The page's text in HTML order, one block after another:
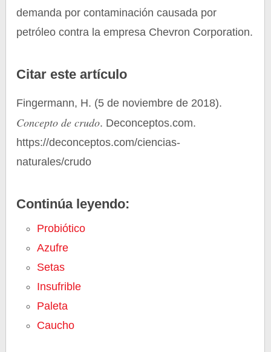
demanda por contaminación causada por
petróleo contra la empresa Chevron Corporation.
Citar este artículo
Fingermann, H. (5 de noviembre de 2018).
Concepto de crudo. Deconceptos.com.
https://deconceptos.com/ciencias-
naturales/crudo
Continúa leyendo:
Probiótico
Azufre
Setas
Insufrible
Paleta
Caucho